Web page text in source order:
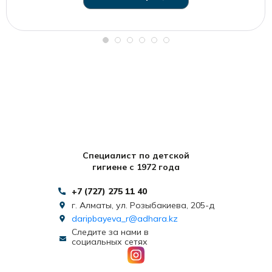
Специалист по детской
гигиене с 1972 года
+7 (727) 275 11 40
г. Алматы, ул. Розыбакиева, 205-д
daripbayeva_r@adhara.kz
Следите за нами в
социальных сетях